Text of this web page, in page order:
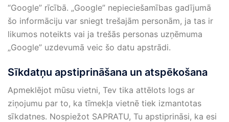
“Google” rīcībā. „Google” nepieciešamības gadījumā
šo informāciju var sniegt trešajām personām, ja tas ir
likumos noteikts vai ja trešās personas uzņēmuma
„Google” uzdevumā veic šo datu apstrādi.
Sīkdatņu apstiprināšana un atspēkošana
Apmeklējot mūsu vietni, Tev tika attēlots logs ar
ziņojumu par to, ka tīmekļa vietnē tiek izmantotas
sīkdatnes. Nospiežot SAPRATU, Tu apstiprināsi, ka esi